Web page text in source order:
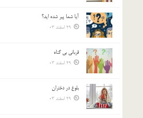
آیا شما پیر شده اید؟
29 اسفند 03
قرباني بي گناه
29 اسفند 03
بلوغ در دختران
29 اسفند 03